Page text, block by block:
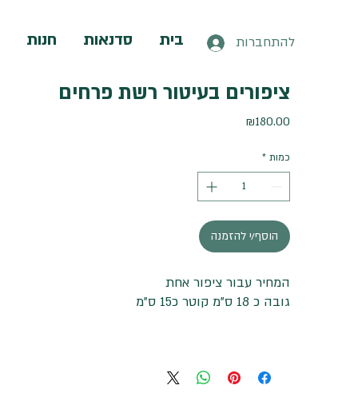
בית סדנאות חנות להתחברות
ציפורים בעיטור רשת פרחים
₪180.00
כמות *
הוסף/י להזמנה
המחיר עבור ציפור אחת
גובה כ 18 ס"מ קוטר כ15 ס"מ